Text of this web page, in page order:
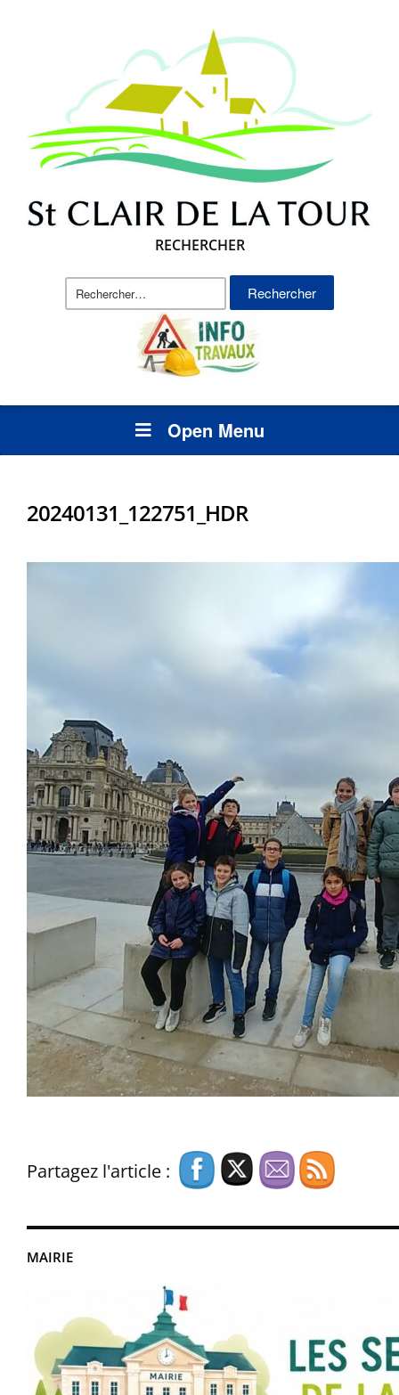
RECHERCHER
Rechercher :
Open Menu
MAIRIE
20240131_122751_HDR
Partagez l'article :